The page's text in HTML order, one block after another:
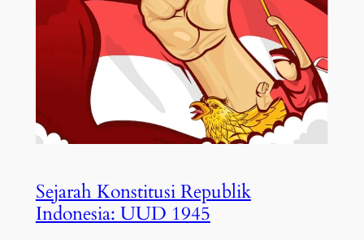
Sejarah Konstitusi Republik
Indonesia: UUD 1945